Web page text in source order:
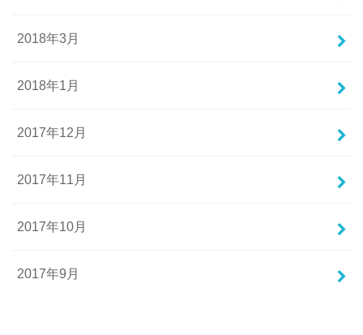
2018年3月
2018年1月
2017年12月
2017年11月
2017年10月
2017年9月